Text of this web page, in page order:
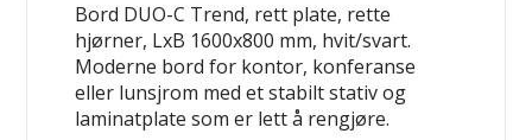
Bord DUO-C Trend, rett plate, rette
hjørner, LxB 1600x800 mm, hvit/svart.
Moderne bord for kontor, konferanse
eller lunsjrom med et stabilt stativ og
laminatplate som er lett å rengjøre.